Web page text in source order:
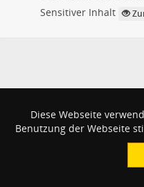
Sensitiver Inhalt
Diese Webseite
Benutzung der Webseite